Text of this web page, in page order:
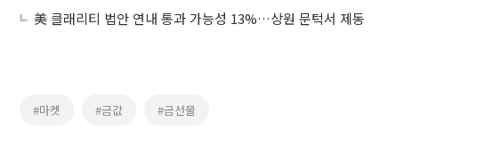
美 클래리티 법안 연내 통과 가능성 13%…상원 문턱서 제동
#마켓 #금값 #금선물